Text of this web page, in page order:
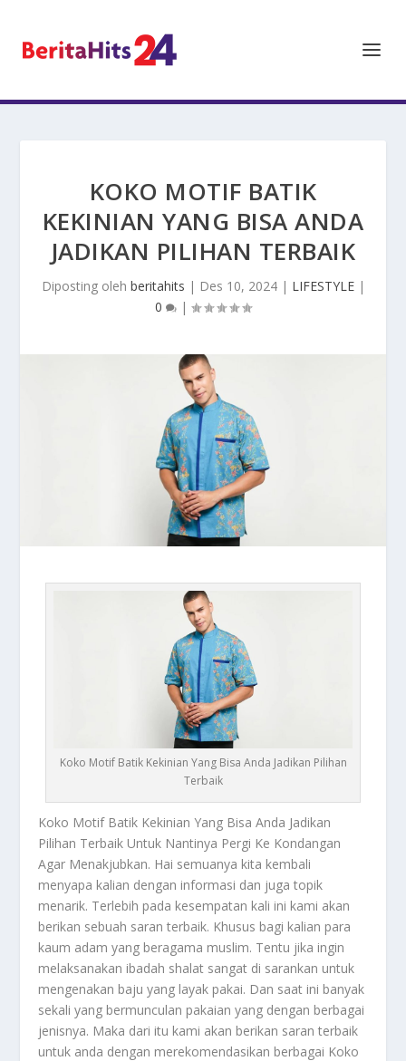
KOKO MOTIF BATIK
KEKINIAN YANG BISA ANDA
JADIKAN PILIHAN TERBAIK
Diposting oleh beritahits | Des 10, 2024| LIFESTYLE|
0
|
Koko Motif Batik Kekinian Yang Bisa Anda Jadikan Pilihan
Terbaik
Koko Motif Batik Kekinian Yang Bisa Anda Jadikan
Pilihan Terbaik Untuk Nantinya Pergi Ke Kondangan
Agar Menakjubkan. Hai semuanya kita kembali
menyapa kalian dengan informasi dan juga topik
menarik. Terlebih pada kesempatan kali ini kami akan
berikan sebuah saran terbaik. Khusus bagi kalian para
kaum adam yang beragama muslim. Tentu jika ingin
melaksanakan ibadah shalat sangat di sarankan untuk
mengenakan baju yang layak pakai. Dan saat ini banyak
sekali yang bermunculan pakaian yang dengan berbagai
jenisnya. Maka dari itu kami akan berikan saran terbaik
untuk anda dengan merekomendasikan berbagai Koko